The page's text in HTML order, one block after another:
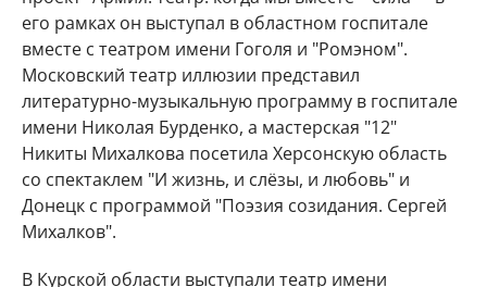
его рамках он выступал в областном госпитале
вместе с театром имени Гоголя и "Ромэном".
Московский театр иллюзии представил
литературно-музыкальную программу в госпитале
имени Николая Бурденко, а мастерская "12"
Никиты Михалкова посетила Херсонскую область
со спектаклем "И жизнь, и слёзы, и любовь" и
Донецк с программой "Поэзия созидания. Сергей
Михалков".
В Курской области выступали театр имени